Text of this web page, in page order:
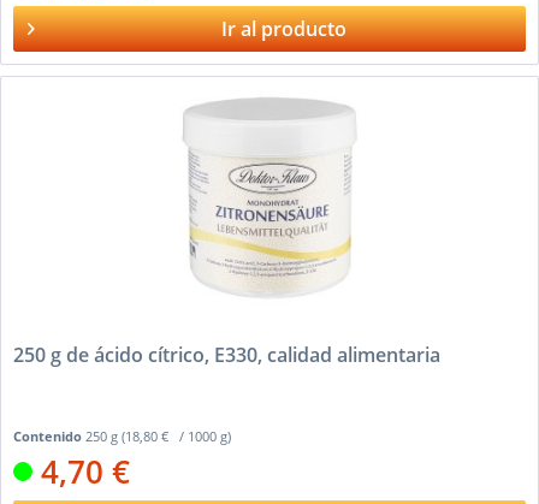
Ir al producto
250 g de ácido cítrico, E330, calidad alimentaria
Contenido 250 g(18,80 € / 1000 g)
4,70 €